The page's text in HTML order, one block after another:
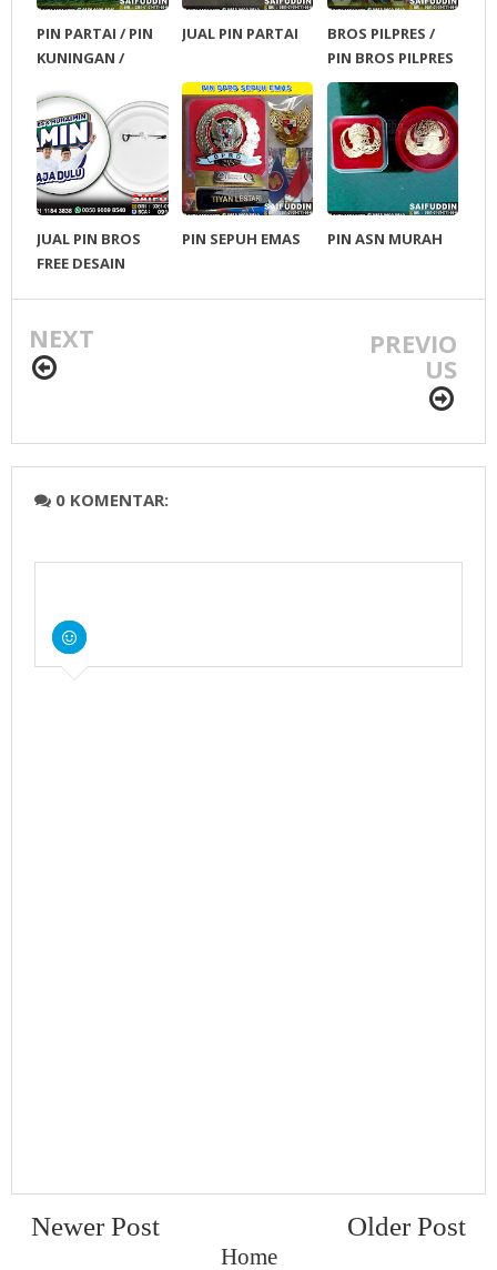
PIN PARTAI / PIN
KUNINGAN /
PARTAI
JUAL PIN PARTAI
BROS PILPRES /
PIN BROS PILPRES
JUAL PIN BROS
FREE DESAIN
PIN SEPUH EMAS PIN ASN MURAH
NEXT PREVIO
US
0 KOMENTAR:
Newer Post Older Post
Home